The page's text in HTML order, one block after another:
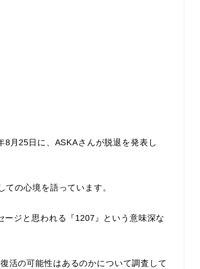
月25日に、ASKAさんが脱退を発表し
の心境を語っています。
ジと思われる『1207』という意味深な
活の可能性はあるのかについて調査して